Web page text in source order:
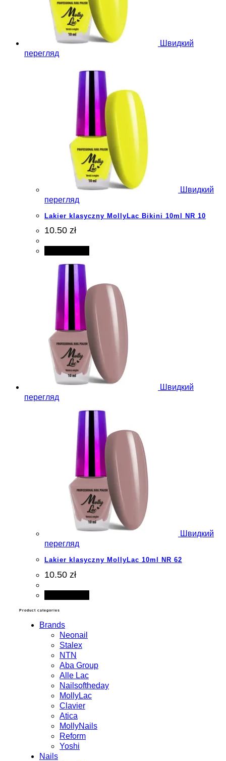
Швидкий
перегляд
Швидкий
перегляд
Lakier klasyczny MollyLac Bikini 10ml NR 10
10.50 zł
Швидкий
перегляд
Швидкий
перегляд
Lakier klasyczny MollyLac 10ml NR 62
10.50 zł
Product categories
Brands
Neonail
Stalex
NTN
Aba Group
Alle Lac
Nailsoftheday
MollyLac
Clavier
Atica
MollyNails
Reform
Yoshi
Nails